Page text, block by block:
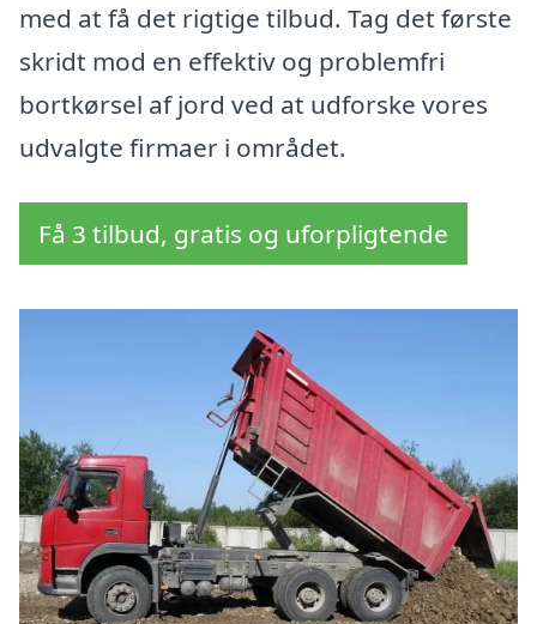
med at få det rigtige tilbud. Tag det første
skridt mod en effektiv og problemfri
bortkørsel af jord ved at udforske vores
udvalgte firmaer i området.
Få 3 tilbud, gratis og uforpligtende